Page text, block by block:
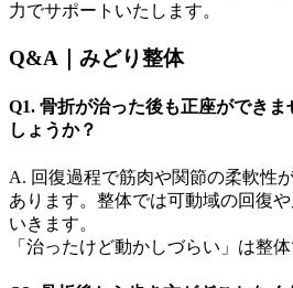
力でサポートいたします。
Q&A｜みどり整体
Q1. 骨折が治った後も正座ができ
しょうか？
A. 回復過程で筋肉や関節の柔軟性
あります。整体では可動域の回復
いきます。
「治ったけど動かしづらい」は整